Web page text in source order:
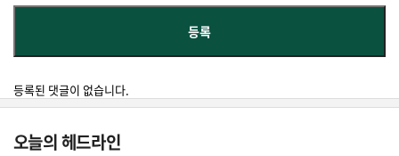
등록된 댓글이 없습니다.
오늘의 헤드라인